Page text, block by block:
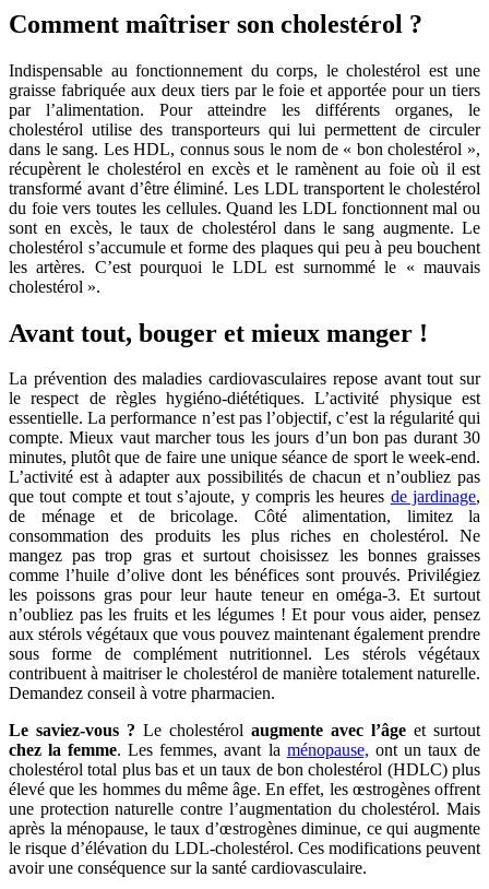
Comment maîtriser son cholestérol ?
Indispensable au fonctionnement du corps, le cholestérol est une
graisse fabriquée aux deux tiers par le foie et apportée pour un tiers
par l’alimentation. Pour atteindre les différents organes, le
cholestérol utilise des transporteurs qui lui permettent de circuler
dans le sang. Les HDL, connus sous le nom de « bon cholestérol »,
récupèrent le cholestérol en excès et le ramènent au foie où il est
transformé avant d’être éliminé. Les LDL transportent le cholestérol
du foie vers toutes les cellules. Quand les LDL fonctionnent mal ou
sont en excès, le taux de cholestérol dans le sang augmente. Le
cholestérol s’accumule et forme des plaques qui peu à peu bouchent
les artères. C’est pourquoi le LDL est surnommé le « mauvais
cholestérol ».
Avant tout, bouger et mieux manger !
La prévention des maladies cardiovasculaires repose avant tout sur
le respect de règles hygiéno-diététiques. L’activité physique est
essentielle. La performance n’est pas l’objectif, c’est la régularité qui
compte. Mieux vaut marcher tous les jours d’un bon pas durant 30
minutes, plutôt que de faire une unique séance de sport le week-end.
L’activité est à adapter aux possibilités de chacun et n’oubliez pas
que tout compte et tout s’ajoute, y compris les heures de jardinage,
de ménage et de bricolage. Côté alimentation, limitez la
consommation des produits les plus riches en cholestérol. Ne
mangez pas trop gras et surtout choisissez les bonnes graisses
comme l’huile d’olive dont les bénéfices sont prouvés. Privilégiez
les poissons gras pour leur haute teneur en oméga-3. Et surtout
n’oubliez pas les fruits et les légumes ! Et pour vous aider, pensez
aux stérols végétaux que vous pouvez maintenant également prendre
sous forme de complément nutritionnel. Les stérols végétaux
contribuent à maitriser le cholestérol de manière totalement naturelle.
Demandez conseil à votre pharmacien.
Le saviez-vous ? Le cholestérol augmente avec l’âge et surtout
chez la femme. Les femmes, avant la ménopause, ont un taux de
cholestérol total plus bas et un taux de bon cholestérol (HDLC) plus
élevé que les hommes du même âge. En effet, les œstrogènes offrent
une protection naturelle contre l’augmentation du cholestérol. Mais
après la ménopause, le taux d’œstrogènes diminue, ce qui augmente
le risque d’élévation du LDL-cholestérol. Ces modifications peuvent
avoir une conséquence sur la santé cardiovasculaire.